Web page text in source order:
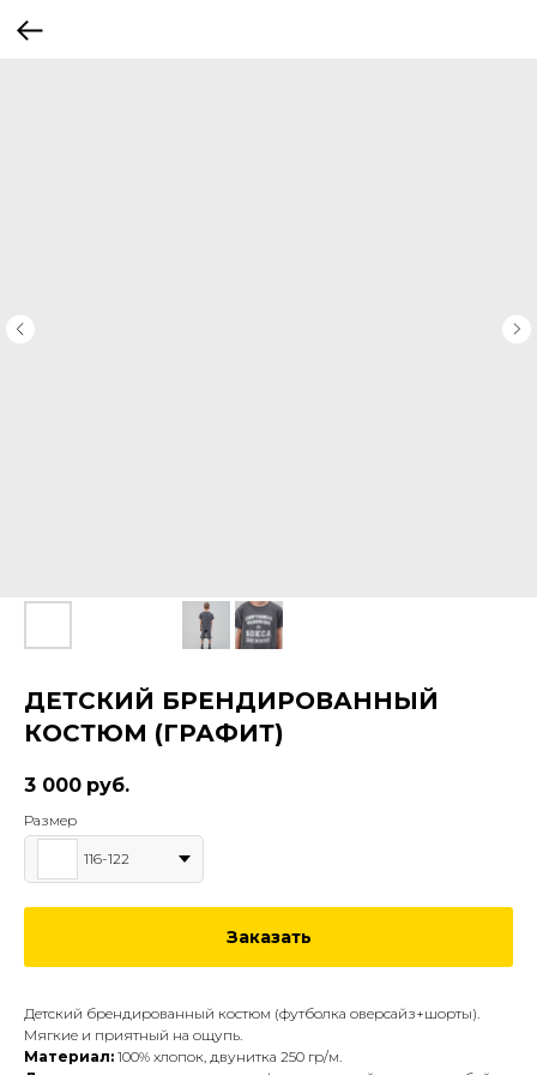
ДЕТСКИЙ БРЕНДИРОВАННЫЙ
КОСТЮМ (ГРАФИТ)
3 000 руб.
Размер
116-122
Заказать
Детский брендированный костюм (футболка оверсайз+шорты).
Мягкие и приятный на ощупь.
Материал: 100% хлопок, двунитка 250 гр/м.